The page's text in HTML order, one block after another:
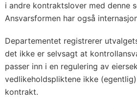
i andre kontraktslover med denne
Ansvarsformen har også
Departementet registrerer
det ikke er selvsagt at
passer inn i en regulering av
vedlikeholdspliktene ikke
kontrakt.